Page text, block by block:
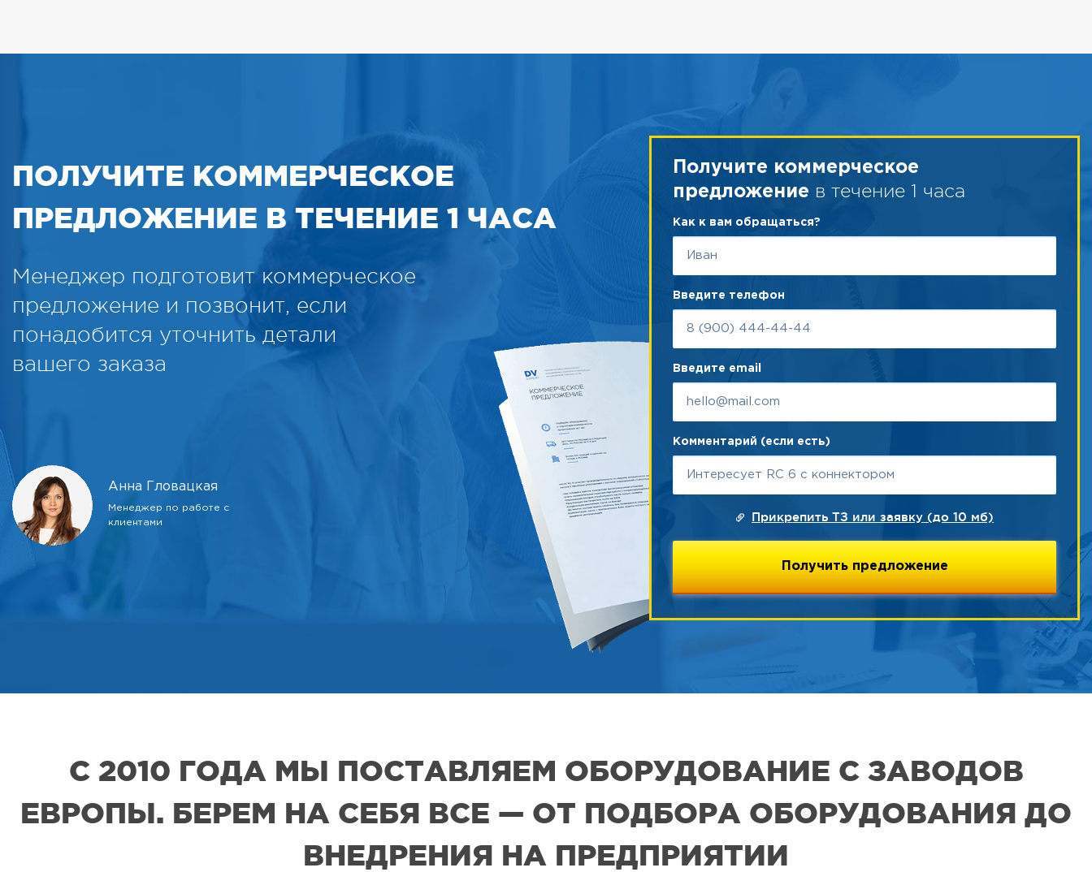
ПОЛУЧИТЕ КОММЕРЧЕСКОЕ
ПРЕДЛОЖЕНИЕ В ТЕЧЕНИЕ 1 ЧАСА
Менеджер подготовит коммерческое
предложение и позвонит, если
понадобится уточнить детали
вашего заказа
Анна Гловацкая
Менеджер по работе с
клиентами
Получите коммерческое
предложение в течение 1 часа
Как к вам обращаться?
Введите телефон
Введите email
Комментарий (если есть)
Прикрепить ТЗ или заявку (до 10 мб)
С 2010 ГОДА МЫ ПОСТАВЛЯЕМ ОБОРУДОВАНИЕ С ЗАВОДОВ
ЕВРОПЫ. БЕРЕМ НА СЕБЯ ВСЕ — ОТ ПОДБОРА ОБОРУДОВАНИЯ ДО
ВНЕДРЕНИЯ НА ПРЕДПРИЯТИИ